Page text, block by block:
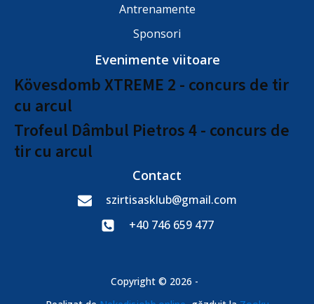
Antrenamente
Sponsori
Evenimente viitoare
Kövesdomb XTREME 2 - concurs de tir
cu arcul
Trofeul Dâmbul Pietros 4 - concurs de
tir cu arcul
Contact
szirtisasklub@gmail.com
+40 746 659 477
Copyright © 2026 -